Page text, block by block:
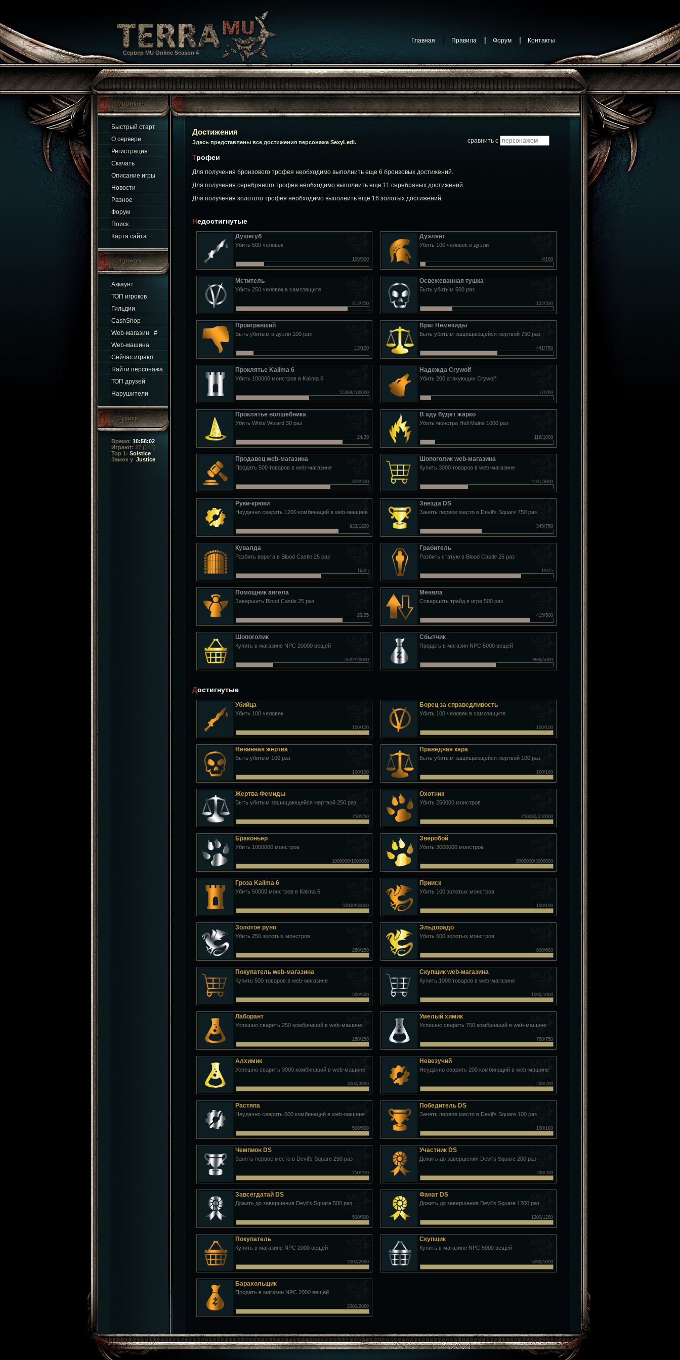
Сервер MU Online Season 4
Главная Правила Форум Контакты
MuOnline
Быстрый старт
О сервере
Регистрация
Скачать
Описание игры
Новости
Разное
Форум
Поиск
Карта сайта
Игрокам
Аккаунт
ТОП игроков
Гильдии
CashShop
Web-магазин
#
Web-машина
Сейчас играют
Найти персонажа
ТОП друзей
Нарушители
Сервер
Время: 10:58:03
Играют: 27 (247)
Top 1: Solstice
Замок у Justice
Достижения
Здесь представлены все достижения персонажа SexyLedi. сравнить с
Трофеи
Для получения бронзового трофея необходимо выполнить еще 6 бронзовых достижений.
Для получения серебряного трофея необходимо выполнить еще 11 серебряных достижений.
Для получения золотого трофея необходимо выполнить еще 16 золотых достижений.
Недостигнутые
Душегуб
Убить 500 человек
109/500
Дуэлянт
Убить 100 человек в дуэли
4/100
Мститель
Убить 250 человек в самозащите
212/250
Освежеванная тушка
Быть убитым 500 раз
122/500
Проигравший
Быть убитым в дуэли 100 раз
13/100
Враг Немезиды
Быть убитым защищающейся жертвой 750 раз
441/750
Проклятье Kalima 6
Убить 100000 монстров в Kalima 6
55288/100000
Надежда Crywolf
Убить 200 атакующих Crywolf
17/200
Проклятье волшебника
Убить White Wizard 30 раз
24/30
В аду будет жарко
Убить монстра Hell Maine 1000 раз
116/1000
Продавец web-магазина
Продать 500 товаров в web-магазине
359/500
Шопоголик web-магазина
Купить 3000 товаров в web-магазине
1101/3000
Руки-крюки
Неудачно сварить 1200 комбинаций в web-машине
933/1200
Звезда DS
Занять первое место в Devil's Square 750 раз
345/750
Кувалда
Разбить ворота в Blood Castle 25 раз
16/25
Грабитель
Разбить статую в Blood Castle 25 раз
19/25
Помощник ангела
Завершить Blood Castle 25 раз
20/25
Меняла
Совершить трейд в игре 500 раз
415/500
Шопоголик
Купить в магазине NPC 20000 вещей
5622/20000
Сбытчик
Продать в магазин NPC 5000 вещей
2866/5000
Достигнутые
Убийца
Убить 100 человек
100/100
Борец за справедливость
Убить 100 человек в самозащите
100/100
Невинная жертва
Быть убитым 100 раз
100/100
Праведная кара
Быть убитым защищающейся жертвой 100 раз
100/100
Жертва Фемиды
Быть убитым защищающейся жертвой 250 раз
250/250
Охотник
Убить 250000 монстров
250000/250000
Браконьер
Убить 1000000 монстров
1000000/1000000
Зверобой
Убить 3000000 монстров
3000000/3000000
Гроза Kalima 6
Убить 50000 монстров в Kalima 6
50000/50000
Прииск
Убить 100 золотых монстров
100/100
Золотое руно
Убить 250 золотых монстров
250/250
Эльдорадо
Убить 600 золотых монстров
600/600
Покупатель web-магазина
Купить 500 товаров в web-магазине
500/500
Скупщик web-магазина
Купить 1000 товаров в web-магазине
1000/1000
Лаборант
Успешно сварить 250 комбинаций в web-машине
250/250
Умелый химик
Успешно сварить 750 комбинаций в web-машине
750/750
Алхимик
Успешно сварить 3000 комбинаций в web-машине
3000/3000
Невезучий
Неудачно сварить 200 комбинаций в web-машине
200/200
Растяпа
Неудачно сварить 500 комбинаций в web-машине
500/500
Победитель DS
Занять первое место в Devil's Square 100 раз
100/100
Чемпион DS
Занять первое место в Devil's Square 250 раз
250/250
Участник DS
Дожить до завершения Devil's Square 200 раз
200/200
Завсегдатай DS
Дожить до завершения Devil's Square 500 раз
500/500
Фанат DS
Дожить до завершения Devil's Square 1200 раз
1200/1200
Покупатель
Купить в магазине NPC 2000 вещей
2000/2000
Скупщик
Купить в магазине NPC 5000 вещей
5000/5000
Барахольщик
Продать в магазин NPC 2000 вещей
2000/2000